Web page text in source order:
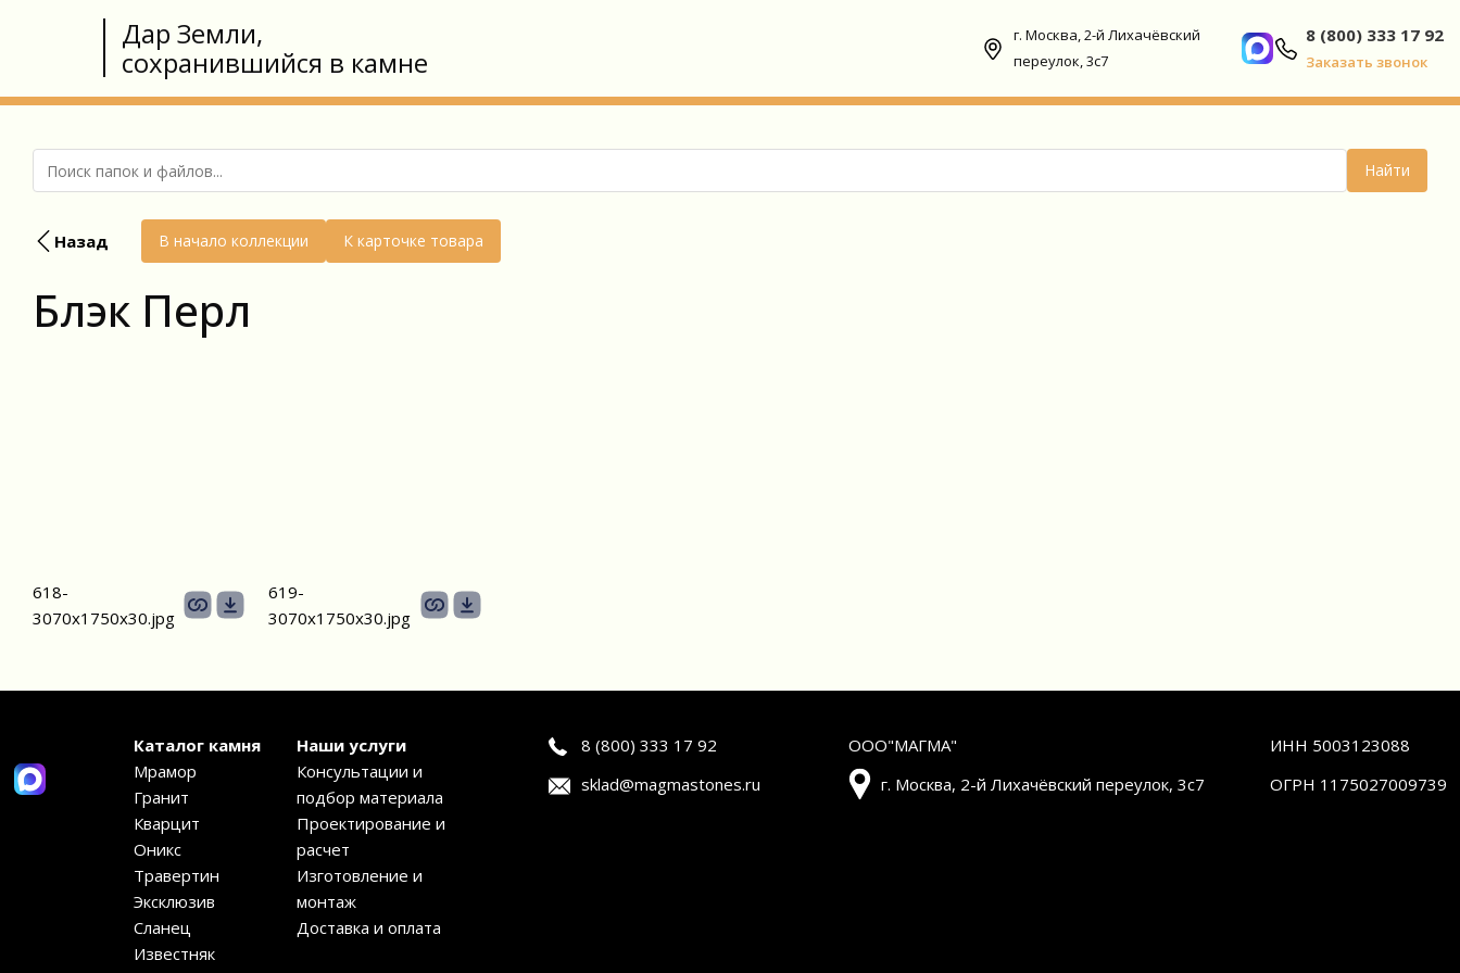
Дар Земли,
сохранившийся в камне
г. Москва, 2-й Лихачёвский
переулок, 3с7
8 (800) 333 17 92
Заказать звонок
Найти
Назад В начало коллекции К карточке товара
Блэк Перл
618-
3070х1750х30.jpg
619-
3070х1750х30.jpg
Каталог камня
Мрамор
Гранит
Кварцит
Оникс
Травертин
Эксклюзив
Сланец
Известняк
Наши услуги
Консультации и
подбор материала
Проектирование и
расчет
Изготовление и
монтаж
Доставка и оплата
8 (800) 333 17 92
sklad@magmastones.ru
ООО"МАГМА"
ИНН 5003123088
г. Москва, 2-й Лихачёвский переулок, 3с7
ОГРН 1175027009739